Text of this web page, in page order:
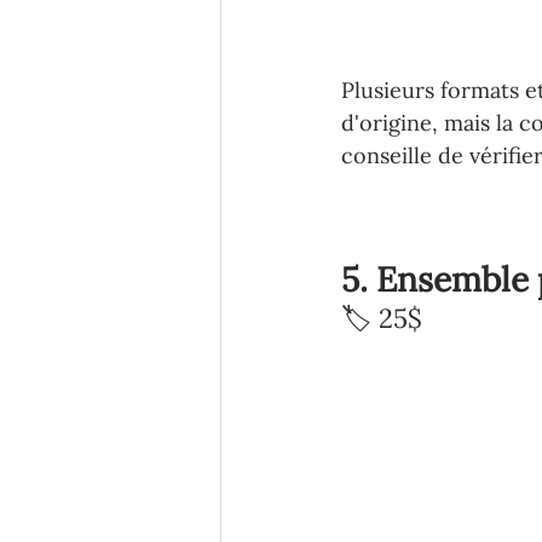
Plusieurs formats
d'origine, mais la
conseille de
5.
🏷️ 25$